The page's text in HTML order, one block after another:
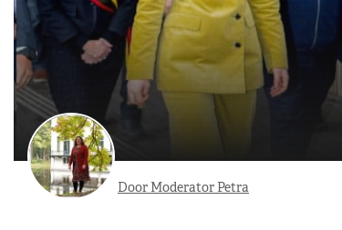
Door Moderator Petra